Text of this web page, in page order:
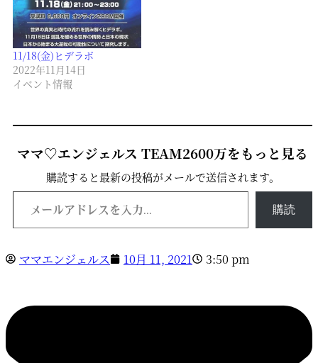
11/18(金)ヒデラボ
2022年11月14日
イベント情報
ママ♡エンジェルス TEAM2600万をもっと見る
購読すると最新の投稿がメールで送信されます。
メールアドレスを入力...
購読
ママエンジェルス 10月 11, 2021 3:50 pm